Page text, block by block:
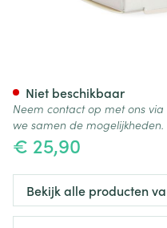
€ 25,90
Niet beschikbaar
Neem contact op met ons
we samen de mogelijkheden.
Bekijk alle producten